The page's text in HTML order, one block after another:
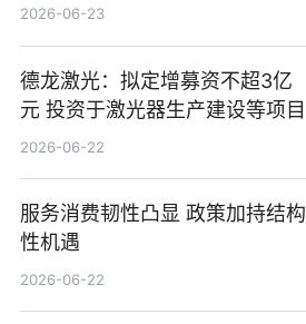
2026-06-23
德龙激光：拟定增募资不超3亿
元 投资于激光器生产建设等项目
2026-06-22
服务消费韧性凸显 政策加持结构
性机遇
2026-06-22